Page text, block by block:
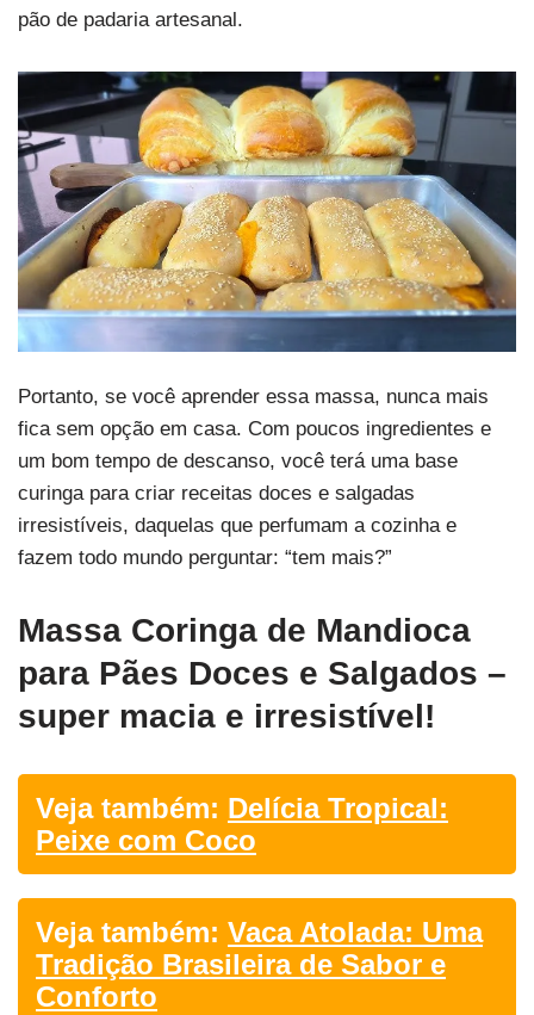
pão de padaria artesanal.
Portanto, se você aprender essa massa, nunca mais
fica sem opção em casa. Com poucos ingredientes e
um bom tempo de descanso, você terá uma base
curinga para criar receitas doces e salgadas
irresistíveis, daquelas que perfumam a cozinha e
fazem todo mundo perguntar: “tem mais?”
Massa Coringa de Mandioca
para Pães Doces e Salgados –
super macia e irresistível!
Veja também: Delícia Tropical:
Peixe com Coco
Veja também: Vaca Atolada: Uma
Tradição Brasileira de Sabor e
Conforto